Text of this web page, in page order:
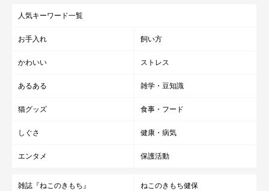
人気キーワード一覧
お手入れ 飼い方
かわいい ストレス
あるある 雑学・豆知識
猫グッズ 食事・フード
しぐさ 健康・病気
エンタメ 保護活動
雑誌『ねこのきもち』 ねこのきもち健保